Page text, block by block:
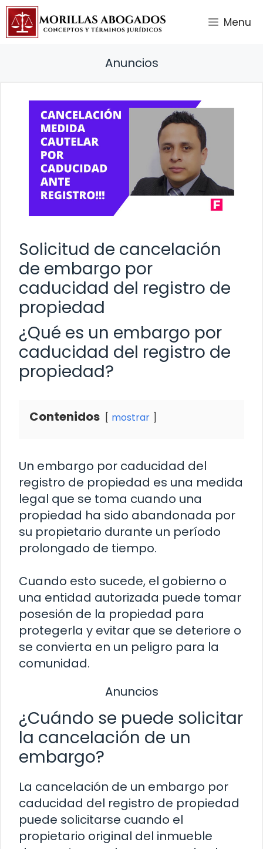
Saltar
contenido
Menu
Anuncios
Solicitud de cancelación
de embargo por
caducidad del registro de
propiedad
¿Qué es un embargo por
caducidad del registro de
propiedad?
Contenidos mostrar
Un embargo por caducidad del
registro de propiedad es una medida
legal que se toma cuando una
propiedad ha sido abandonada por
su propietario durante un período
prolongado de tiempo.
Cuando esto sucede, el gobierno o
una entidad autorizada puede tomar
posesión de la propiedad para
protegerla y evitar que se deteriore o
se convierta en un peligro para la
comunidad.
Anuncios
¿Cuándo se puede solicitar
la cancelación de un
embargo?
La cancelación de un embargo por
caducidad del registro de propiedad
puede solicitarse cuando el
propietario original del inmueble